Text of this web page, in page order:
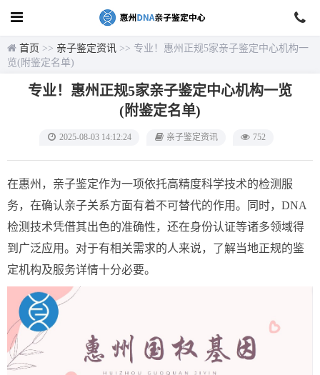
首页 >> 亲子鉴定资讯 >> 专业！惠州正规5家亲子鉴定中心机构一
览(附鉴定名单)
专业！惠州正规5家亲子鉴定中心机构一览
(附鉴定名单)
2025-08-03 14:12:24 亲子鉴定资讯 752
在惠州，亲子鉴定作为一项依托高精度科学技术的检测服
务，在确认亲子关系方面有着不可替代的作用。同时，DNA
检测技术凭借其出色的准确性，还在身份认证等诸多领域得
到广泛应用。对于有相关需求的人来说，了解当地正规的鉴
定机构及服务详情十分必要。